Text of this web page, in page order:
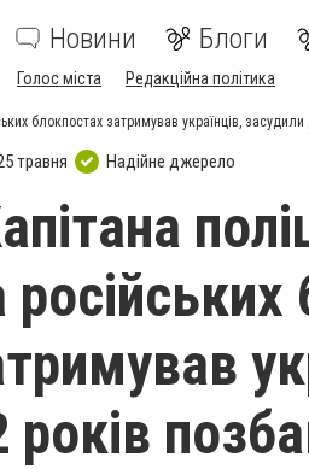
Новини Блоги
Голос міста Редакційна політика
блокпостах затримував українців,
травня Надійне джерело
років